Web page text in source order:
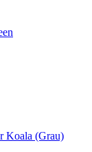
Koala (Grau)